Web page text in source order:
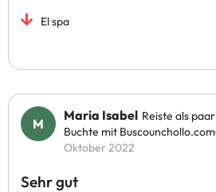
El spa
Maria Isabel Reiste als paar
Buchte mit Buscounchollo.com
Oktober 2022
Sehr gut